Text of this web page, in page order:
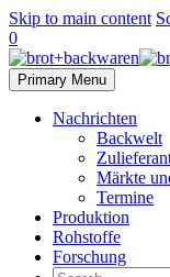
Skip to main content
0
Primary Menu
Nachrichten
Backwelt
Märkte
Termine
Produktion
Rohstoffe
Forschung